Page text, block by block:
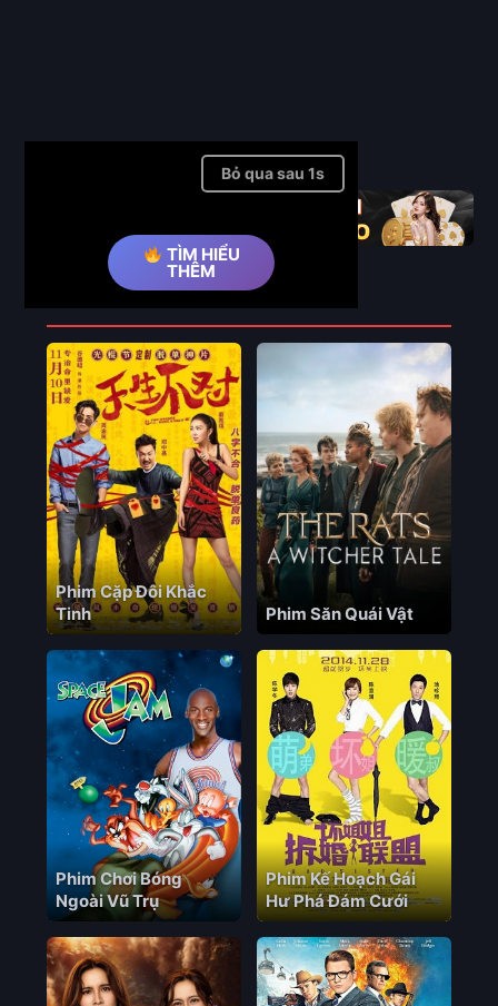
TÌM HIỂU
THÊM
Bỏ qua sau 1s
Full
Phim Liên Quan
Phim Cặp Đôi Khắc
Tinh
Phim Săn Quái Vật
Phim Chơi Bóng
Ngoài Vũ Trụ
Phim Kế Hoạch Gái
Hư Phá Đám Cưới